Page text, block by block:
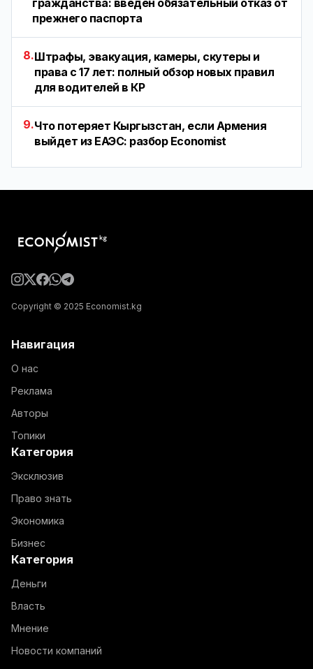
гражданства: введен обязательный отказ от
прежнего паспорта
8.Штрафы, эвакуация, камеры, скутеры и
права с 17 лет: полный обзор новых правил
для водителей в КР
9.Что потеряет Кыргызстан, если Армения
выйдет из ЕАЭС: разбор Economist
Copyright © 2025 Economist.kg
Навигация
О нас
Реклама
Авторы
Топики
Категория
Эксклюзив
Право знать
Экономика
Бизнес
Категория
Деньги
Власть
Мнение
Новости компаний